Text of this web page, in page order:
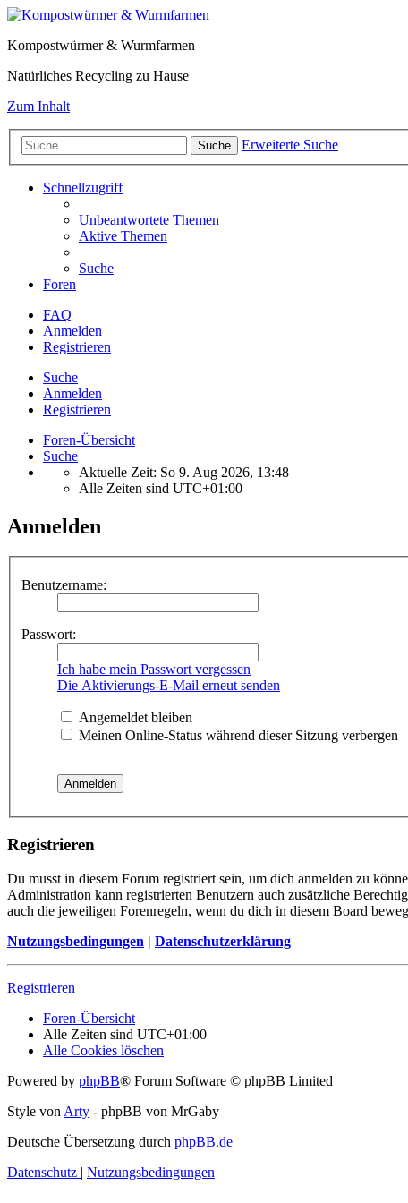
Kompostwürmer & Wurmfarmen
Natürliches Recycling zu Hause
Zum Inhalt
Suche Erweiterte Suche
Schnellzugriff
Unbeantwortete Themen
Aktive Themen
Suche
Foren
FAQ
Anmelden
Registrieren
Suche
Anmelden
Registrieren
Foren-Übersicht
Suche
Aktuelle Zeit: So 9. Aug 2026, 13:48
Alle Zeiten sind UTC+01:00
Anmelden
Benutzername:
Passwort:
Ich habe mein Passwort vergessen
Die Aktivierungs-E-Mail erneut senden
Angemeldet bleiben
Meinen Online-Status während dieser Sitzung verbergen
Registrieren
Du musst in diesem Forum registriert sein, um dich anmelden zu
Administration kann registrierten Benutzern auch zusätzliche
auch die jeweiligen Forenregeln, wenn du dich in diesem Board
Nutzungsbedingungen | Datenschutzerklärung
Registrieren
Foren-Übersicht
Alle Zeiten sind UTC+01:00
Alle Cookies löschen
Powered by phpBB® Forum Software © phpBB Limited
Style vonArty - phpBB von MrGaby
Deutsche Übersetzung durch phpBB.de
Datenschutz | Nutzungsbedingungen